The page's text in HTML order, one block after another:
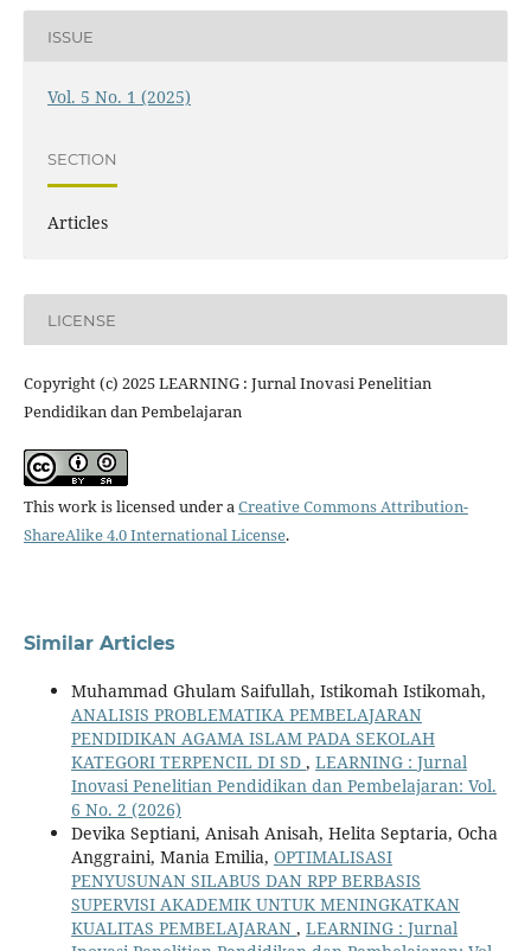
ISSUE
Vol. 5 No. 1 (2025)
SECTION
Articles
LICENSE
Copyright (c) 2025 LEARNING : Jurnal Inovasi Penelitian
Pendidikan dan Pembelajaran
This work is licensed under aCreative Commons Attribution-
ShareAlike 4.0 International License.
Similar Articles
Muhammad Ghulam Saifullah, Istikomah Istikomah,
ANALISIS PROBLEMATIKA PEMBELAJARAN
PENDIDIKAN AGAMA ISLAM PADA SEKOLAH
KATEGORI TERPENCIL DI SD , LEARNING : Jurnal
Inovasi Penelitian Pendidikan dan Pembelajaran: Vol.
6 No. 2 (2026)
Devika Septiani, Anisah Anisah, Helita Septaria, Ocha
Anggraini, Mania Emilia, OPTIMALISASI
PENYUSUNAN SILABUS DAN RPP BERBASIS
SUPERVISI AKADEMIK UNTUK MENINGKATKAN
KUALITAS PEMBELAJARAN , LEARNING : Jurnal